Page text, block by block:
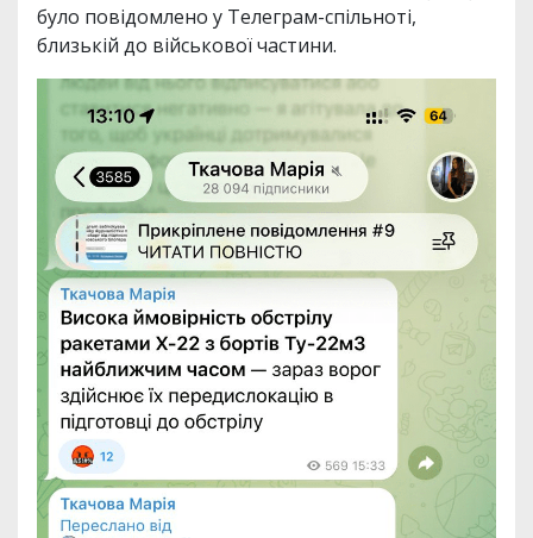
було повідомлено у Телеграм-спільноті,
близькій до військової частини.